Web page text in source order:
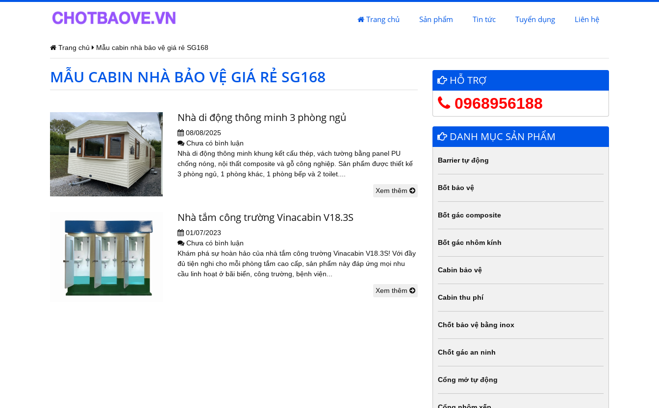
Trang chủ Sản phẩm Tin tức Tuyển dụng Liên hệ
Trang chủ Mẫu cabin nhà bảo vệ giá rẻ SG168
MẪU CABIN NHÀ BẢO VỆ GIÁ RẺ SG168
Nhà di động thông minh 3 phòng ngủ
08/08/2025
Chưa có bình luận
Nhà di động thông minh khung kết cấu thép, vách tường bằng panel PU
chống nóng, nội thất composite và gỗ công nghiệp. Sản phẩm được thiết kế
3 phòng ngủ, 1 phòng khác, 1 phòng bếp và 2 toilet....
Xem thêm
Nhà tắm công trường Vinacabin V18.3S
01/07/2023
Chưa có bình luận
Khám phá sự hoàn hảo của nhà tắm công trường Vinacabin V18.3S! Với đầy
đủ tiện nghi cho mỗi phòng tắm cao cấp, sản phẩm này đáp ứng mọi nhu
cầu linh hoạt ở bãi biển, công trường, bệnh viện...
Xem thêm
HỖ TRỢ
0968956188
DANH MỤC SẢN PHẨM
Barrier tự động
Bốt bảo vệ
Bốt gác composite
Bốt gác nhôm kính
Cabin bảo vệ
Cabin thu phí
Chốt bảo vệ bằng inox
Chốt gác an ninh
Cổng mở tự động